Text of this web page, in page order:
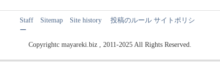
Staff Sitemap Site history 投稿のルール サイトポリシ
ー
Copyrightc mayareki.biz , 2011-2025 All Rights Reserved.